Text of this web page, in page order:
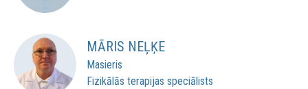
MĀRIS NEĻĶE
Masieris
Fizikālās terapijas speciālists